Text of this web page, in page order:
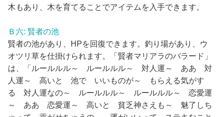
木もあり、木を育てることでアイテムを入手できます。
Ｂ六: 賢者の池
賢者の池があり、HPを回復できます。釣り場があり、ウ
オツリ草を仕掛けられます。「賢者マリアラのバラード」
は、「ルールルル～ ルールルル～ 対人運～ ああ 対
人運～ 高いと 池で いいものが～ もらえる気がす
る 対人運なの～ ルールルル～ ルールルル～ 恋愛運
～ ああ 恋愛運～ 高いと 貧乏神さえも～ 魅了しち